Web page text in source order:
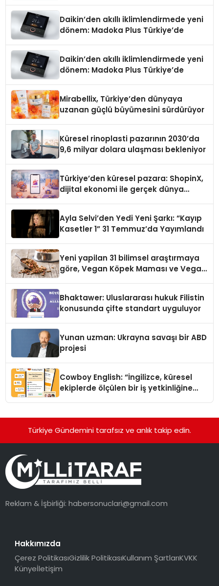
Daikin’den akıllı iklimlendirmede yeni
dönem: Madoka Plus Türkiye’de
Daikin’den akıllı iklimlendirmede yeni
dönem: Madoka Plus Türkiye’de
Mirabellix, Türkiye’den dünyaya
uzanan güçlü büyümesini sürdürüyor
Küresel rinoplasti pazarının 2030’da
9,6 milyar dolara ulaşması bekleniyor
Türkiye’den küresel pazara: ShopinX,
dijital ekonomi ile gerçek dünya
Ayla Selvi’den Yedi Yeni Şarkı: “Kayıp
Kasetler 1” 31 Temmuz’da Yayımlandı
Yeni yapilan 31 bilimsel araştırmaya
göre, Vegan Köpek Maması ve Vegan
Bhaktawer: Uluslararası hukuk Filistin
konusunda çifte standart uyguluyor
Yunan uzman: Ukrayna savaşı bir ABD
projesi
Cowboy English: “İngilizce, küresel
ekiplerde ölçülen bir iş yetkinliğine
Türkiye Gündemini tarafsız ve anlık takip edin.
Reklam & İşbirliği:habersonuclari@gmail.com
Hakkımızda
Çerez PolitikasıGizlilik PolitikasıKullanım ŞartlarıKVKK
Künyeİletişim